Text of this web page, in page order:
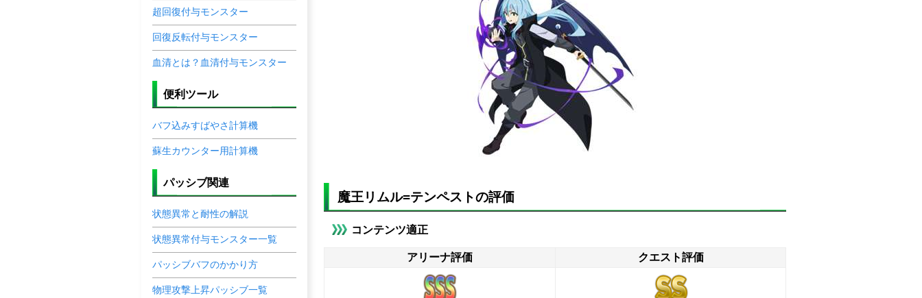
魔王リムル=テンペストの評価
コンテンツ適正
アリーナ評価 クエスト評価
超回復付与モンスター
回復反転付与モンスター
血清とは？血清付与モンスター
便利ツール
バフ込みすばやさ計算機
蘇生カウンター用計算機
パッシブ関連
状態異常と耐性の解説
状態異常付与モンスター一覧
パッシブバフのかかり方
物理攻撃上昇パッシブ一覧